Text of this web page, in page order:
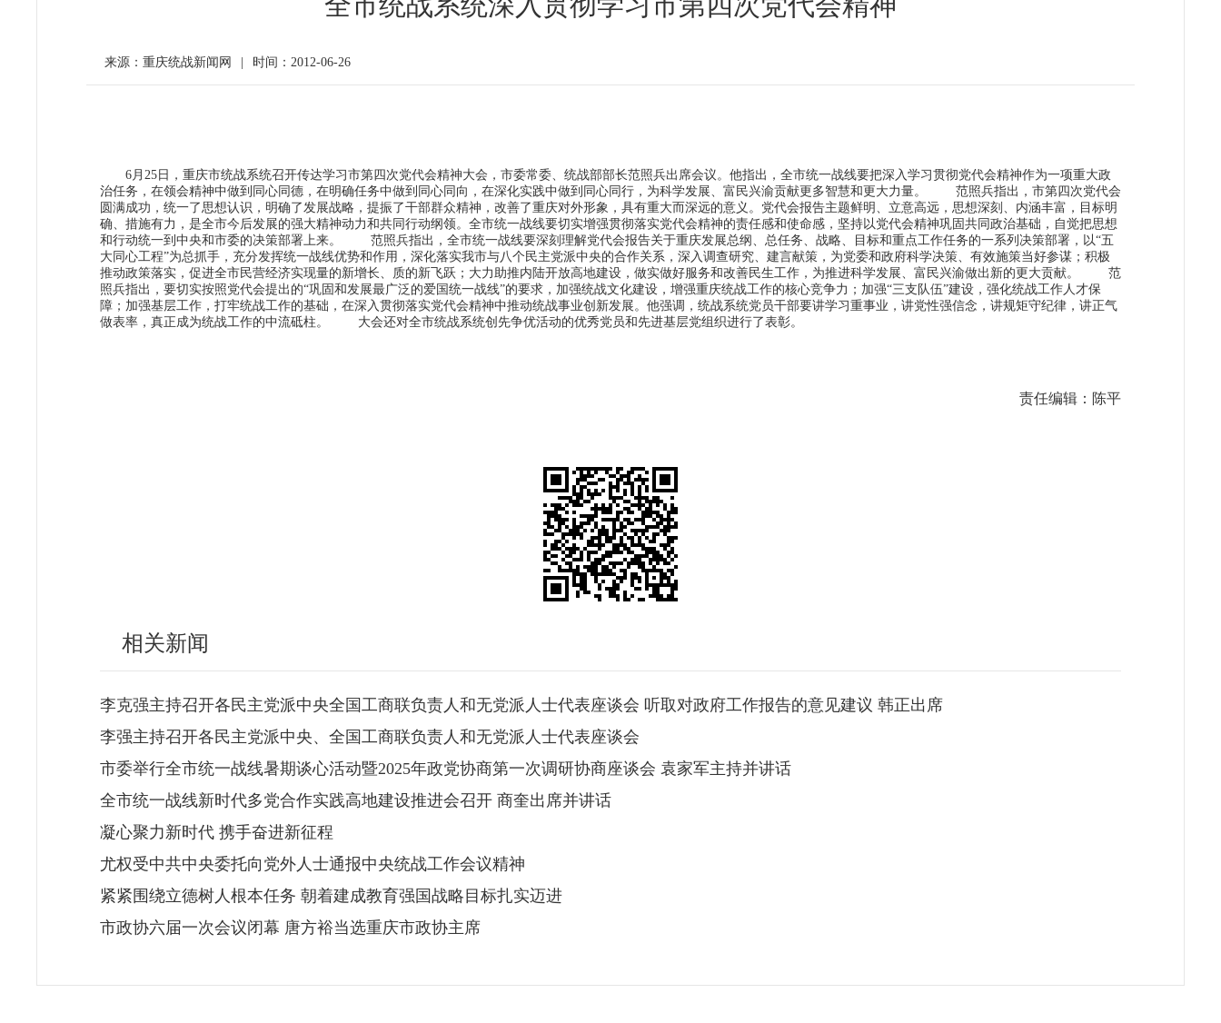
来源：重庆统战新闻网 时间：2012-06-26
6月25日，重庆市统战系统召开传达学习市第四次党代会精神大会，市委常委、统战部部长范照兵出席会议。他指出，全市统一战线要把深入学习贯彻党代会精神作为一项重大政
治任务，在领会精神中做到同心同德，在明确任务中做到同心同向，在深化实践中做到同心同行，为科学发展、富民兴渝贡献更多智慧和更大力量。 范照兵指出，市第四次党代会
圆满成功，统一了思想认识，明确了发展战略，提振了干部群众精神，改善了重庆对外形象，具有重大而深远的意义。党代会报告主题鲜明、立意高远，思想深刻、内涵丰富，目标明
确、措施有力，是全市今后发展的强大精神动力和共同行动纲领。全市统一战线要切实增强贯彻落实党代会精神的责任感和使命感，坚持以党代会精神巩固共同政治基础，自觉把思想
和行动统一到中央和市委的决策部署上来。 范照兵指出，全市统一战线要深刻理解党代会报告关于重庆发展总纲、总任务、战略、目标和重点工作任务的一系列决策部署，以“五
大同心工程”为总抓手，充分发挥统一战线优势和作用，深化落实我市与八个民主党派中央的合作关系，深入调查研究、建言献策，为党委和政府科学决策、有效施策当好参谋；积极
推动政策落实，促进全市民营经济实现量的新增长、质的新飞跃；大力助推内陆开放高地建设，做实做好服务和改善民生工作，为推进科学发展、富民兴渝做出新的更大贡献。 范
照兵指出，要切实按照党代会提出的“巩固和发展最广泛的爱国统一战线”的要求，加强统战文化建设，增强重庆统战工作的核心竞争力；加强“三支队伍”建设，强化统战工作人才保
障；加强基层工作，打牢统战工作的基础，在深入贯彻落实党代会精神中推动统战事业创新发展。他强调，统战系统党员干部要讲学习重事业，讲党性强信念，讲规矩守纪律，讲正气
做表率，真正成为统战工作的中流砥柱。 大会还对全市统战系统创先争优活动的优秀党员和先进基层党组织进行了表彰。
责任编辑：陈平
相关新闻
李克强主持召开各民主党派中央全国工商联负责人和无党派人士代表座谈会 听取对政府工作报告的意见建议 韩正出席
李强主持召开各民主党派中央、全国工商联负责人和无党派人士代表座谈会
市委举行全市统一战线暑期谈心活动暨2025年政党协商第一次调研协商座谈会 袁家军主持并讲话
全市统一战线新时代多党合作实践高地建设推进会召开 商奎出席并讲话
凝心聚力新时代 携手奋进新征程
尤权受中共中央委托向党外人士通报中央统战工作会议精神
紧紧围绕立德树人根本任务 朝着建成教育强国战略目标扎实迈进
市政协六届一次会议闭幕 唐方裕当选重庆市政协主席